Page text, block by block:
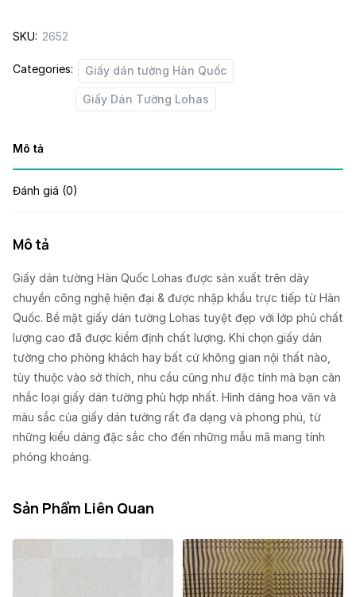
quantity
SKU: 2652
Categories: Giấy dán tường Hàn Quốc
Giấy Dán Tường Lohas
Mô tả
Đánh giá (0)
Mô tả
Giấy dán tường Hàn Quốc Lohas được sản xuất trên dây
chuyền công nghệ hiện đại & được nhập khẩu trực tiếp từ Hàn
Quốc. Bề mặt giấy dán tường Lohas tuyệt đẹp với lớp phủ chất
lượng cao đã được kiểm định chất lượng. Khi chọn giấy dán
tường cho phòng khách hay bất cứ không gian nội thất nào,
tùy thuộc vào sở thích, nhu cầu cũng như đặc tính mà bạn cân
nhắc loại giấy dán tường phù hợp nhất. Hình dáng hoa văn và
màu sắc của giấy dán tường rất đa dạng và phong phú, từ
những kiểu dáng đặc sắc cho đến những mẫu mã mang tính
phóng khoáng.
Sản Phẩm Liên Quan